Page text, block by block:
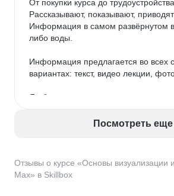
Отзывы о курсе «Основы визуализации
Max» в Skillbox
От покупки курса до трудоустройства.
Рассказывают, показывают,
Информация в самом развёрнутом
либо воды.
Информация предлагается во всех
вариантах: текст, видео лекции,
Я обучаюсь на курсе сценарного
лекции, презентации, а также
практическое домашнее задание и
домашнюю работу действующие
Посмотреть еще